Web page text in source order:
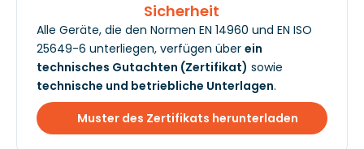
Sicherheit
Alle Geräte, die den Normen EN 14960 und EN ISO
25649-6 unterliegen, verfügen über ein
technisches Gutachten (Zertifikat) sowie
technische und betriebliche Unterlagen.
Muster des Zertifikats herunterladen